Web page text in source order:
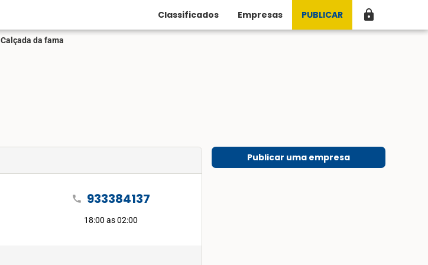
Classificados Empresas PUBLICAR lock
Calçada da fama
call 933384137
18:00 as 02:00
Publicar uma empresa